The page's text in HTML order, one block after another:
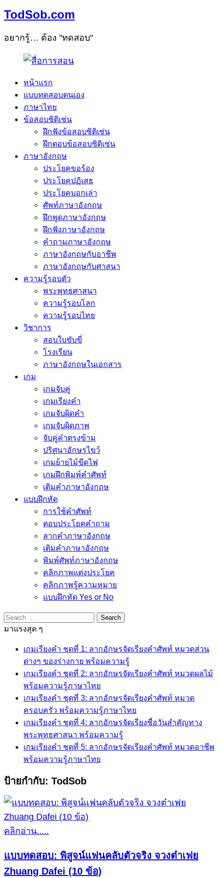
TodSob.com
อยากรู้… ต้อง "ทดสอบ"
หน้าแรก
แบบทดสอบตนเอง
ภาษาไทย
ข้อสอบซิติเซ่น
ฝึกฟังข้อสอบซิติเซ่น
ฝึกตอบข้อสอบซิติเซ่น
ภาษาอังกฤษ
ประโยคขอร้อง
ประโยคปฏิเสธ
ประโยคบอกเล่า
ศัพท์ภาษาอังกฤษ
ฝึกพูดภาษาอังกฤษ
ฝึกฟังภาษาอังกฤษ
คำถามภาษาอังกฤษ
ภาษาอังกฤษกับอาชีพ
ภาษาอังกฤษกับศาสนา
ความรู้รอบตัว
พระพุทธศาสนา
ความรู้รอบโลก
ความรู้รอบไทย
วิชาการ
สอบใบขับขี่
โรงเรียน
ภาษาอังกฤษในเอกสาร
เกม
เกมจับคู่
เกมเรียงคำ
เกมจับผิดคำ
เกมจับผิดภาพ
จับคู่คำตรงข้าม
ปริศนาอักษรไขว้
เกมย้ายไม้ขีดไฟ
เกมฝึกพิมพ์คำศัพท์
เติมคำภาษาอังกฤษ
แบบฝึกหัด
การใช้คำศัพท์
ตอบประโยคคำถาม
ลากคำภาษาอังกฤษ
เติมคำภาษาอังกฤษ
พิมพ์ศัพท์ภาษาอังกฤษ
คลิกภาพแต่งประโยค
คลิกภาพรู้ความหมาย
แบบฝึกหัด Yes or No
Search
for:
มาแรงสุด ๆ
เกมเรียงคำ ชุดที่ 1: ลากอักษรจัดเรียงคำศัพท์ หมวดส่วน
ต่างๆ ของร่างกาย พร้อมความรู้
เกมเรียงคำ ชุดที่ 2: ลากอักษรจัดเรียงคำศัพท์ หมวดผลไม้
พร้อมความรู้ภาษาไทย
เกมเรียงคำ ชุดที่ 3: ลากอักษรจัดเรียงคำศัพท์ หมวด
ครอบครัว พร้อมความรู้ภาษาไทย
เกมเรียงคำ ชุดที่ 4: ลากอักษรจัดเรียงชื่อวันสำคัญทาง
พระพุทธศาสนา พร้อมความรู้
เกมเรียงคำ ชุดที่ 5: ลากอักษรจัดเรียงคำศัพท์ หมวดอาชีพ
พร้อมความรู้ภาษาไทย
ป้ายกำกับ: TodSob
คลิกอ่าน.....
แบบทดสอบ: พิสูจน์แฟนคลับตัวจริง จวงต๋าเฟย
Zhuang Dafei (10 ข้อ)